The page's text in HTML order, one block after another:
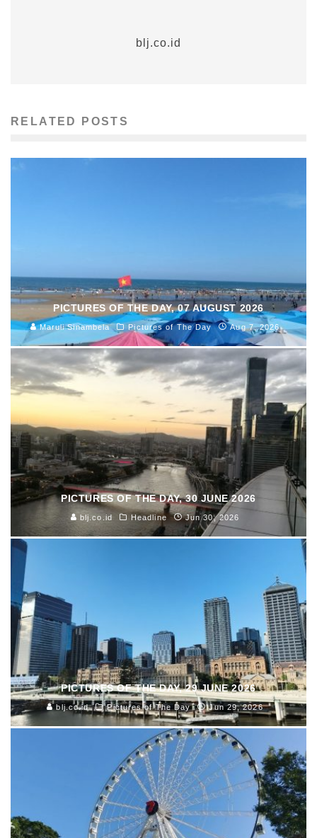
blj.co.id
RELATED POSTS
PICTURES OF THE DAY, 07 AUGUST 2026
Maruli Sinambela Pictures of The Day Aug 7, 2026
PICTURES OF THE DAY, 30 JUNE 2026
blj.co.id Headline Jun 30, 2026
PICTURES OF THE DAY, 29 JUNE 2026
blj.co.id Pictures of The Day Jun 29, 2026